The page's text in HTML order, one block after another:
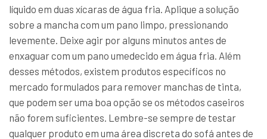
líquido em duas xícaras de água fria. Aplique a solução
sobre a mancha com um pano limpo, pressionando
levemente. Deixe agir por alguns minutos antes de
enxaguar com um pano umedecido em água fria. Além
desses métodos, existem produtos específicos no
mercado formulados para remover manchas de tinta,
que podem ser uma boa opção se os métodos caseiros
não forem suficientes. Lembre-se sempre de testar
qualquer produto em uma área discreta do sofá antes de